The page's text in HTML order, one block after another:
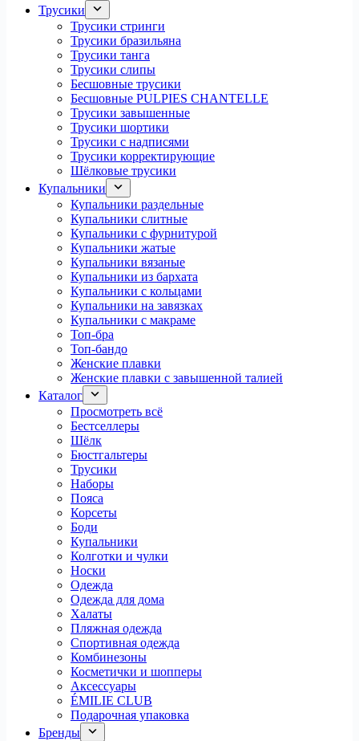
Трусики
Трусики стринги
Трусики бразильяна
Трусики танга
Трусики слипы
Бесшовные трусики
Бесшовные PULPIES CHANTELLE
Трусики завышенные
Трусики шортики
Трусики с надписями
Трусики корректирующие
Шёлковые трусики
Купальники
Купальники раздельные
Купальники слитные
Купальники с фурнитурой
Купальники жатые
Купальники вязаные
Купальники из бархата
Купальники с кольцами
Купальники на завязках
Купальники с макраме
Топ-бра
Топ-бандо
Женские плавки
Женские плавки с завышенной талией
Каталог
Просмотреть всё
Бестселлеры
Шёлк
Бюстгальтеры
Трусики
Наборы
Пояса
Корсеты
Боди
Купальники
Колготки и чулки
Носки
Одежда
Одежда для дома
Халаты
Пляжная одежда
Спортивная одежда
Комбинезоны
Косметички и шопперы
Аксессуары
ÉMILIE CLUB
Подарочная упаковка
Бренды